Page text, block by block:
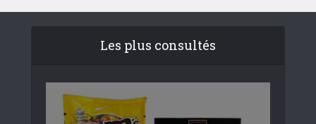
Les plus consultés